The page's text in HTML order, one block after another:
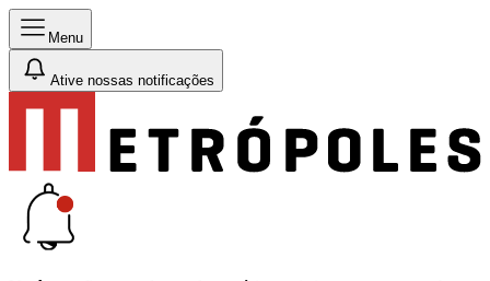
Menu
Ative nossas notificações